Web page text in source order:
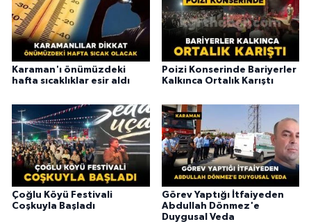
Karaman'ı önümüzdeki
hafta sıcaklıklar esir aldı
Poizi Konserinde Bariyerler
Kalkınca Ortalık Karıştı
Çoğlu Köyü Festivali
Coşkuyla Başladı
Görev Yaptığı İtfaiyeden
Abdullah Dönmez'e
Duygusal Veda